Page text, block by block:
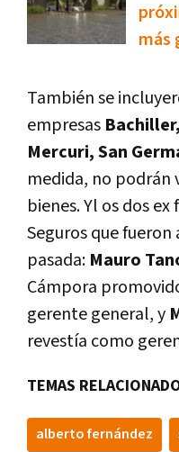
más
También se
empresas
Mercuri, San
medida, no podrán
bienes. Yl os dos
Seguros que
pasada: Mauro
Cámpora
gerente general, y
revestía como
TEMAS
alberto fernández